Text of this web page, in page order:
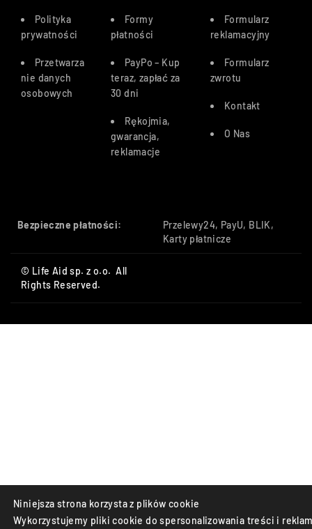
Polityka
prywatności
Przetwarza
nie danych
osobowych
Formy
płatności
PayPo – Kup
teraz, zapłać za
30 dni
Rękojmia,
gwarancja,
reklamacje
Formularz
reklamacyjny
Formularz
zwrotu
Kontakt
O Nas
Bezpieczne płatności:
Przelewy24, PayU, BLIK,
Karty płatnicze
© Life Aid sp. z o.o. All
Rights Reserved.
Niniejsza strona korzysta z plików cookie
Wykorzystujemy pliki cookie do spersonalizowania treści i